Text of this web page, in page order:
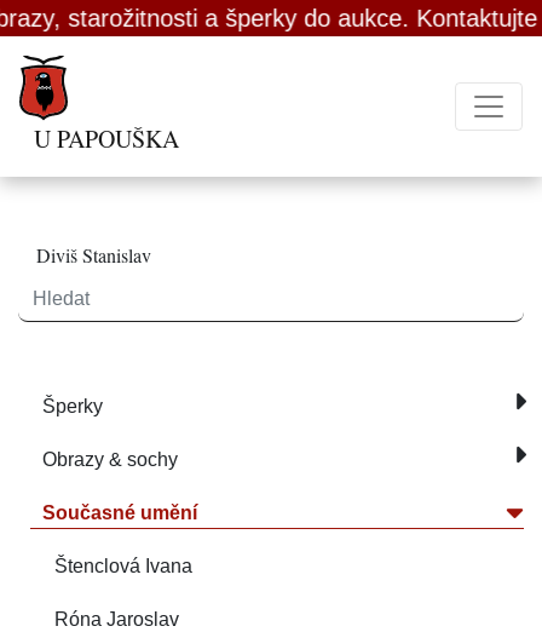
a šperky do aukce. Kontaktujte nás.
U PAPOUŠKA
Diviš Stanislav
Šperky
Obrazy & sochy
Současné umění
Štenclová Ivana
Róna Jaroslav